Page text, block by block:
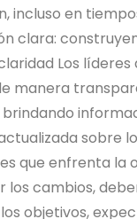
incluso en
clara:
Los líderes
manera
sobre
que enfrenta la
los cambios,
objetivos,